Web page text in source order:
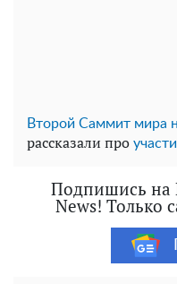
Второй Саммит мира
рассказали про
Подпишись на
News! Только